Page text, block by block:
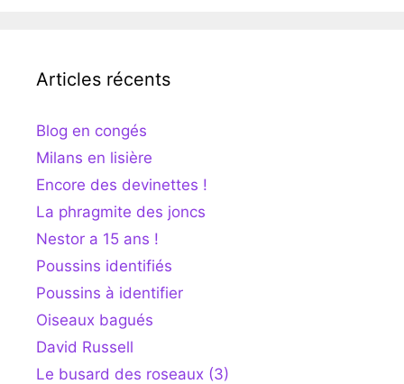
Articles récents
Blog en congés
Milans en lisière
Encore des devinettes !
La phragmite des joncs
Nestor a 15 ans !
Poussins identifiés
Poussins à identifier
Oiseaux bagués
David Russell
Le busard des roseaux (3)